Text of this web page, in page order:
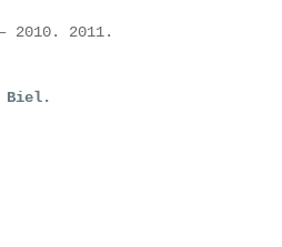
– 2010. 2011.
Biel.